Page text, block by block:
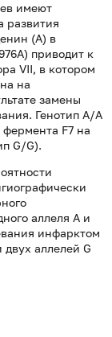
имеют
развития
(А) в
приводит к
VII, в котором
на
замены
Генотип А/А
F7 на
G/G).
аллеля А и
инфарктом
аллелей G